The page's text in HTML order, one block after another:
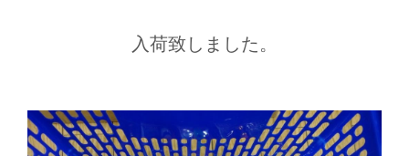
入荷致しました。